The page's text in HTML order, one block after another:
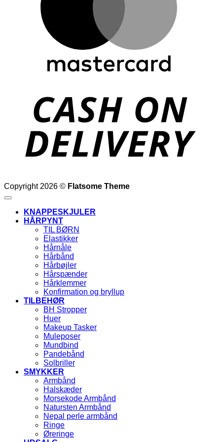
Copyright 2026 © Flatsome Theme
KNAPPESKJULER
HÅRPYNT
TIL BØRN
Elastikker
Hårnåle
Hårbånd
Hårbøjler
Hårspænder
Hårklemmer
Konfirmation og bryllup
TILBEHØR
BH Stropper
Huer
Makeup Tasker
Muleposer
Mundbind
Pandebånd
Solbriller
SMYKKER
Armbånd
Halskæder
Morsekode Armbånd
Natursten Armbånd
Nepal perle armbånd
Ringe
Øreringe